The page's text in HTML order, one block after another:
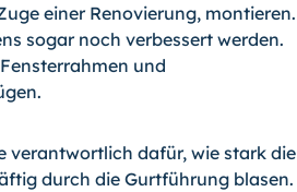
einer Renovierung, montieren.
sogar noch verbessert werden.
und
verantwortlich dafür, wie stark die
durch die Gurtführung blasen.